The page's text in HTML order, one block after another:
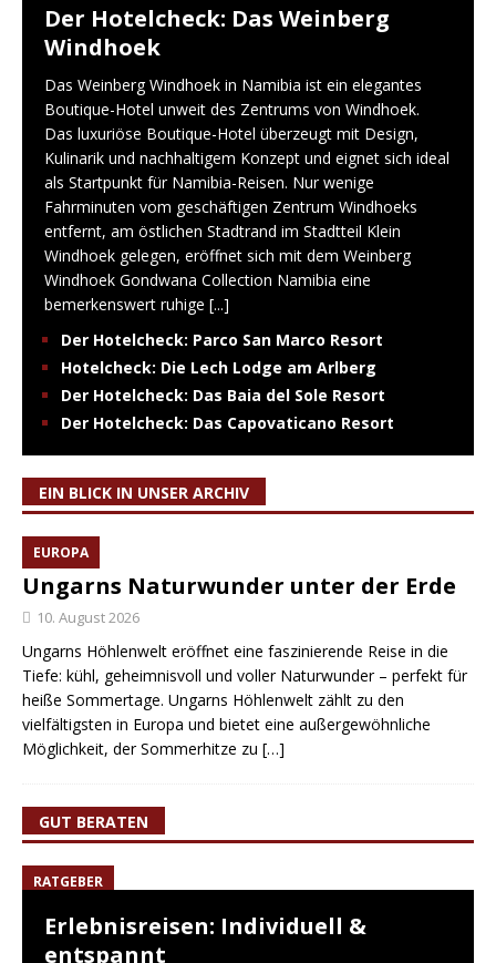
Der Hotelcheck: Das Weinberg
Windhoek
Das Weinberg Windhoek in Namibia ist ein elegantes
Boutique-Hotel unweit des Zentrums von Windhoek.
Das luxuriöse Boutique-Hotel überzeugt mit Design,
Kulinarik und nachhaltigem Konzept und eignet sich ideal
als Startpunkt für Namibia-Reisen. Nur wenige
Fahrminuten vom geschäftigen Zentrum Windhoeks
entfernt, am östlichen Stadtrand im Stadtteil Klein
Windhoek gelegen, eröffnet sich mit dem Weinberg
Windhoek Gondwana Collection Namibia eine
bemerkenswert ruhige [...]
Der Hotelcheck: Parco San Marco Resort
Hotelcheck: Die Lech Lodge am Arlberg
Der Hotelcheck: Das Baia del Sole Resort
Der Hotelcheck: Das Capovaticano Resort
EIN BLICK IN UNSER ARCHIV
EUROPA
Ungarns Naturwunder unter der Erde
10. August 2026
Ungarns Höhlenwelt eröffnet eine faszinierende Reise in die
Tiefe: kühl, geheimnisvoll und voller Naturwunder – perfekt für
heiße Sommertage. Ungarns Höhlenwelt zählt zu den
vielfältigsten in Europa und bietet eine außergewöhnliche
Möglichkeit, der Sommerhitze zu […]
GUT BERATEN
RATGEBER
Erlebnisreisen: Individuell &
entspannt